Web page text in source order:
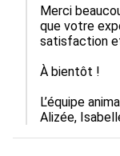
Merci
que votre
satisfaction
À bientôt !
L’équipe
Alizée,